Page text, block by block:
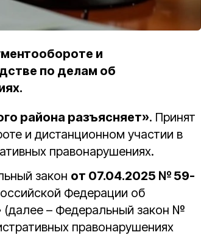
и
по делам об
района разъясняет». Принят
и дистанционном участии в
правонарушениях.
закон от 07.04.2025 № 59-
Федерации об
(далее – Федеральный закон №
правонарушениях